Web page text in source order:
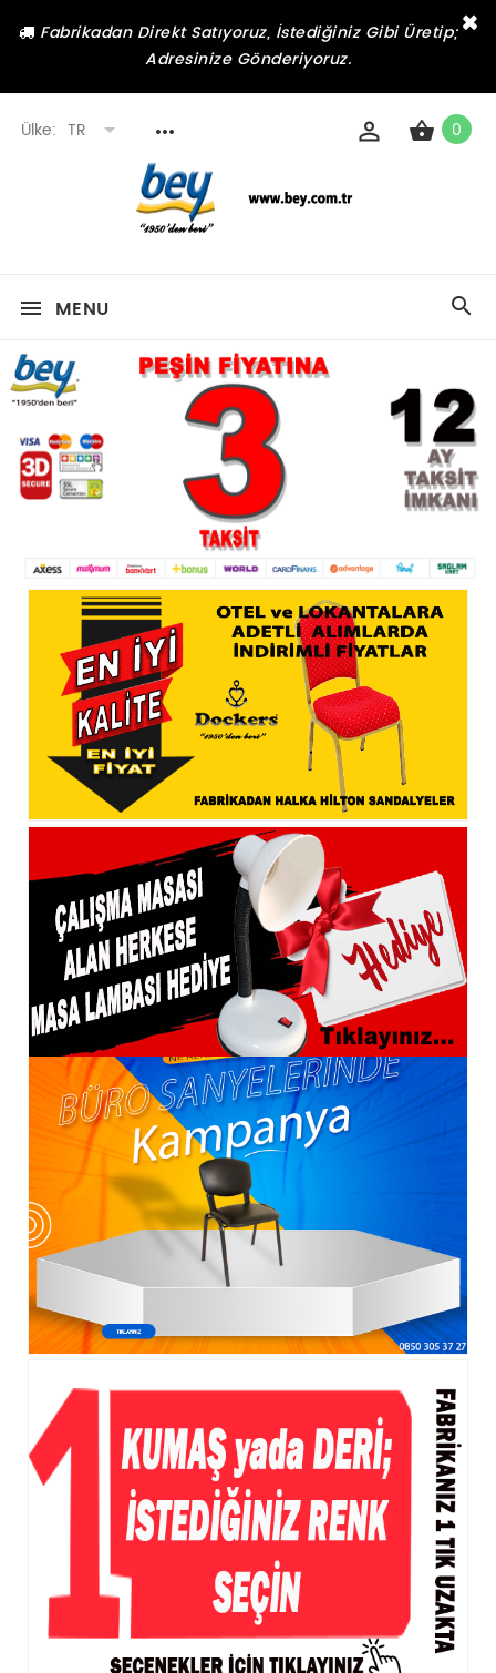
×
Fabrikadan Direkt Satıyoruz, İstediğiniz Gibi Üretip;
Adresinize Gönderiyoruz.
Ülke: TR 0
MENU